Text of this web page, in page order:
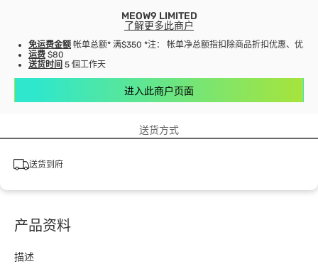
MEOW9 LIMITED
了解更多此商户
免运费金额 帐单总额* 满$350 *注： 帐单净总额指扣除商品折扣优惠、优惠
运费 $80
送货时间 5 個工作天
进入此商户页面
送货方式
送货到府
产品资料
描述